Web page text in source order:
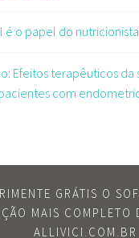
é o papel do
Efeitos terapêuticos
com
GRÁTIS O
MAIS COMPLETO
ALLIVICI.COM.BR